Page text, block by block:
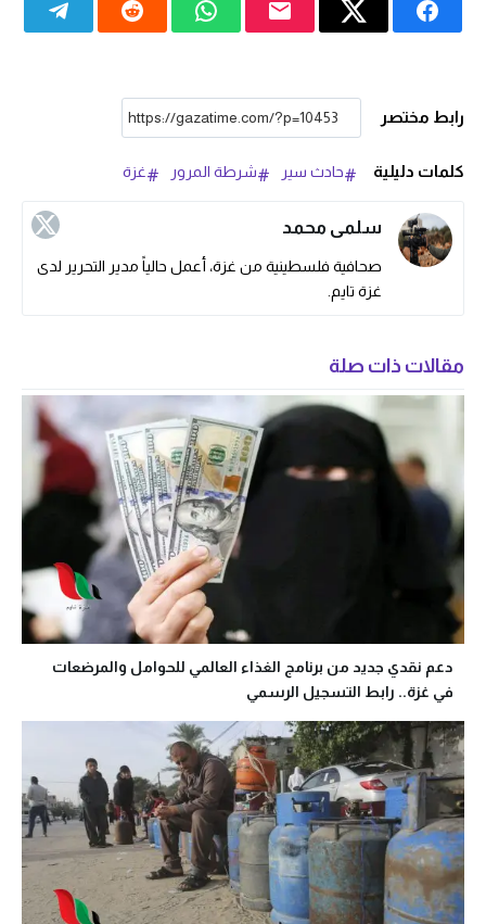
رابط مختصر
كلمات دليلية حادث سير شرطة المرور غزة
سلمى محمد
صحافية فلسطينية من غزة، أعمل حالياً مدير التحرير لدى
غزة تايم.
مقالات ذات صلة
دعم نقدي جديد من برنامج الغذاء العالمي للحوامل والمرضعات
في غزة.. رابط التسجيل الرسمي